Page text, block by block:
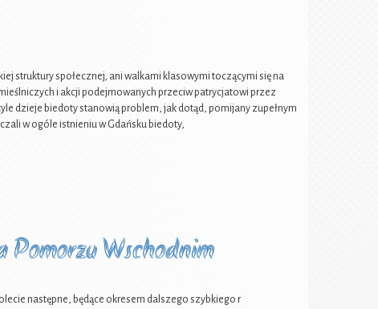
struktury społecznej, ani walkami klasowymi toczącymi się na
i akcji podejmowanych przeciw patrycjatowi przez
dzieje biedoty stanowią problem, jak dotąd, pomijany zupełnym
w ogóle istnieniu w Gdańsku biedoty,
Wschodnim
następne, będące okresem dalszego szybkiego r